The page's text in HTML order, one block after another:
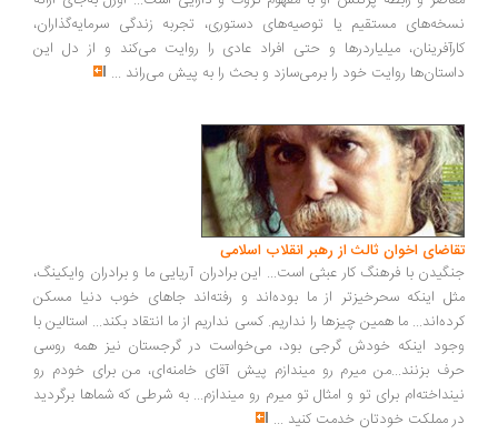
مستقیم یا توصیه‌های دستوری، تجربه زندگی سرمایه‌گذاران،
میلیاردرها و حتی افراد عادی را روایت می‌کند و از دل این
روایت خود را برمی‌سازد و بحث را به پیش می‌راند ...
اخوان ثالث از رهبر انقلاب اسلامی
با فرهنگ کار عبثی است... این برادران آریایی ما و برادران وایکینگ،
اینکه سحرخیزتر از ما بوده‌اند و رفته‌اند جاهای خوب دنیا مسکن
ما همین چیزها را نداریم. کسی نداریم از ما انتقاد بکند... استالین با
اینکه خودش گرجی بود، می‌خواست در گرجستان نیز همه روسی
بزنند...من میرم رو میندازم پیش آقای خامنه‌ای، من برای خودم رو
برای تو و امثال تو میرم رو میندازم... به شرطی که شماها برگردید
مملکت خودتان خدمت کنید...